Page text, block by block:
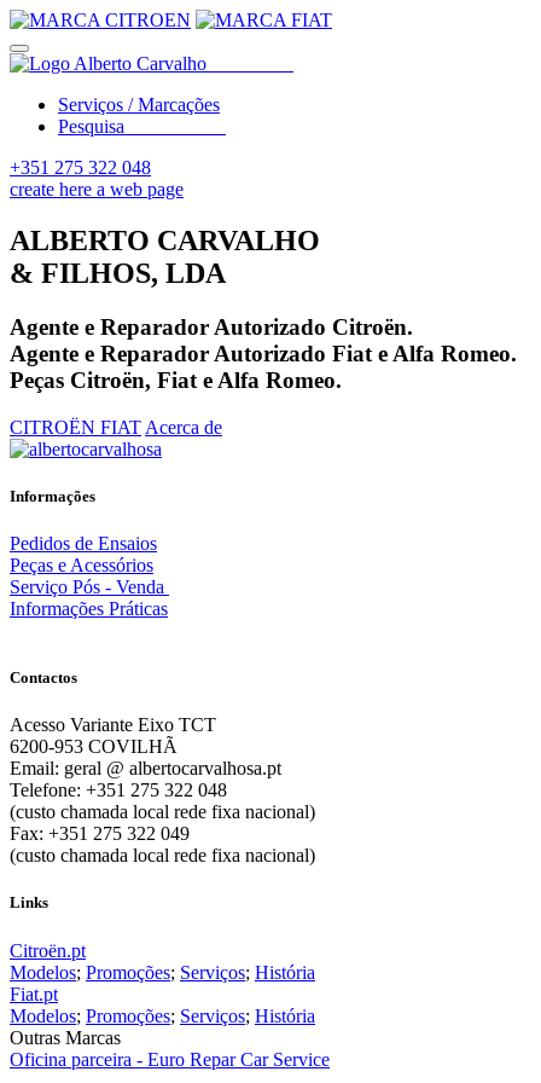
Serviços / Marcações
Pesquisa
+351 275 322 048
create here a web page
ALBERTO CARVALHO
& FILHOS, LDA
Agente e Reparador Autorizado Citroën.
Agente e Reparador Autorizado Fiat e Alfa Romeo.
Peças Citroën, Fiat e Alfa Romeo.
CITROËN FIAT Acerca de
Informações
Pedidos de Ensaios
Peças e Acessórios
Serviço Pós - Venda
Informações Práticas
Contactos
Acesso Variante Eixo TCT
6200-953 COVILHÃ
Email: geral @ albertocarvalhosa.pt
Telefone: +351 275 322 048
(custo chamada local rede fixa nacional)
Fax: +351 275 322 049
(custo chamada local rede fixa nacional)
Links
Citroën.pt
Modelos; Promoções; Serviços; História
Fiat.pt
Modelos; Promoções; Serviços; História
Outras Marcas
Oficina parceira - Euro Repar Car Service